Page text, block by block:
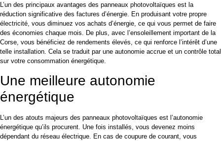
L’un des principaux avantages des panneaux photovoltaïques est la
réduction significative des factures d’énergie. En produisant votre propre
électricité, vous diminuez vos achats d’énergie, ce qui vous permet de faire
des économies chaque mois. De plus, avec l’ensoleillement important de la
Corse, vous bénéficiez de rendements élevés, ce qui renforce l’intérêt d’une
telle installation. Cela se traduit par une autonomie accrue et un contrôle total
sur votre consommation énergétique.
Une meilleure autonomie
énergétique
L’un des atouts majeurs des panneaux photovoltaïques est l’autonomie
énergétique qu’ils procurent. Une fois installés, vous devenez moins
dépendant du réseau électrique. En cas de coupure de courant, vous